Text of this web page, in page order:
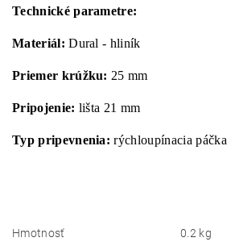
Technické parametre:
Materiál: Dural - hliník
Priemer krúžku: 25 mm
Pripojenie: lišta 21 mm
Typ pripevnenia: rýchloupínacia páčka
Hmotnosť 0.2 kg